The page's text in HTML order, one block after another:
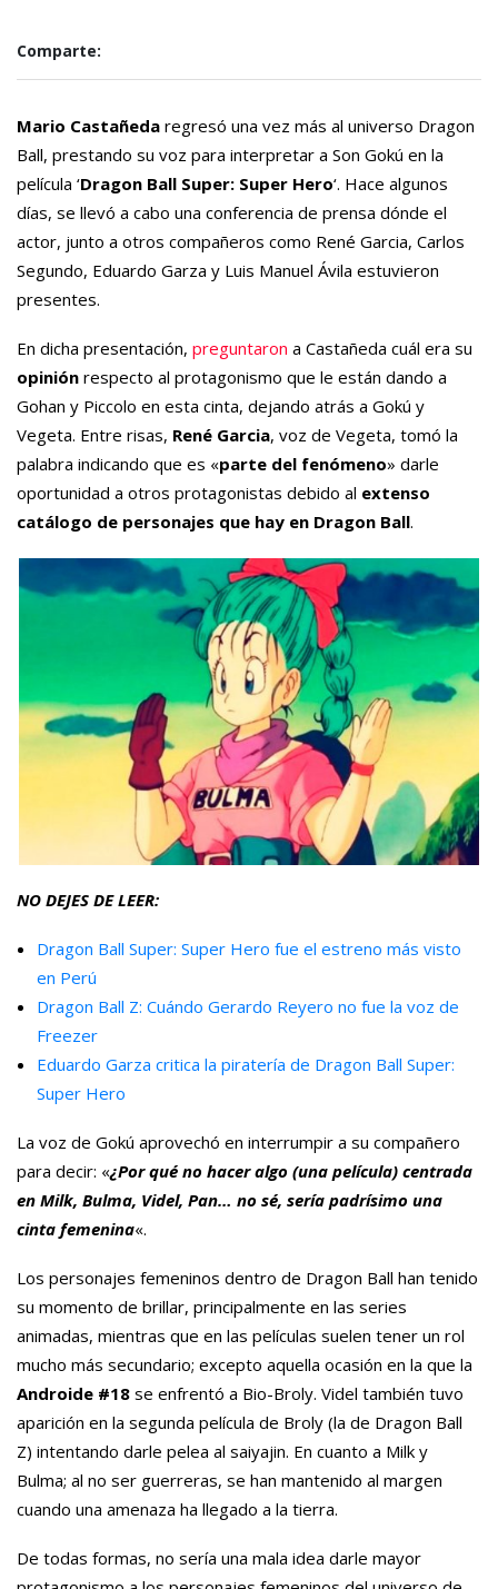
Comparte:
Mario Castañeda regresó una vez más al universo Dragon
Ball, prestando su voz para interpretar a Son Gokú en la
película ‘Dragon Ball Super: Super Hero‘. Hace algunos
días, se llevó a cabo una conferencia de prensa dónde el
actor, junto a otros compañeros como René Garcia, Carlos
Segundo, Eduardo Garza y Luis Manuel Ávila estuvieron
presentes.
En dicha presentación, preguntaron a Castañeda cuál era su
opinión respecto al protagonismo que le están dando a
Gohan y Piccolo en esta cinta, dejando atrás a Gokú y
Vegeta. Entre risas, René Garcia, voz de Vegeta, tomó la
palabra indicando que es «parte del fenómeno» darle
oportunidad a otros protagonistas debido al extenso
catálogo de personajes que hay en Dragon Ball.
NO DEJES DE LEER:
Dragon Ball Super: Super Hero fue el estreno más visto
en Perú
Dragon Ball Z: Cuándo Gerardo Reyero no fue la voz de
Freezer
Eduardo Garza critica la piratería de Dragon Ball Super:
Super Hero
La voz de Gokú aprovechó en interrumpir a su compañero
para decir: «¿Por qué no hacer algo (una película) centrada
en Milk, Bulma, Videl, Pan… no sé, sería padrísimo una
cinta femenina«.
Los personajes femeninos dentro de Dragon Ball han tenido
su momento de brillar, principalmente en las series
animadas, mientras que en las películas suelen tener un rol
mucho más secundario; excepto aquella ocasión en la que la
Androide #18 se enfrentó a Bio-Broly. Videl también tuvo
aparición en la segunda película de Broly (la de Dragon Ball
Z) intentando darle pelea al saiyajin. En cuanto a Milk y
Bulma; al no ser guerreras, se han mantenido al margen
cuando una amenaza ha llegado a la tierra.
De todas formas, no sería una mala idea darle mayor